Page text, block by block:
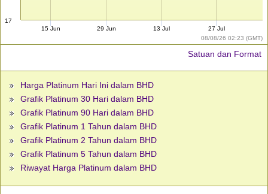
08/08/26 02:23 (GMT)
17
15 Jun 29 Jun 13 Jul 27 Jul
Satuan dan Format
Harga Platinum Hari Ini dalam BHD
Grafik Platinum 30 Hari dalam BHD
Grafik Platinum 90 Hari dalam BHD
Grafik Platinum 1 Tahun dalam BHD
Grafik Platinum 2 Tahun dalam BHD
Grafik Platinum 5 Tahun dalam BHD
Riwayat Harga Platinum dalam BHD